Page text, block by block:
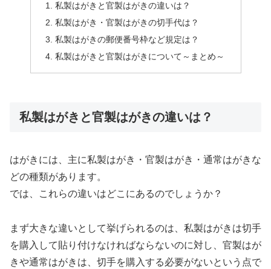
私製はがきと官製はがきの違いは？
私製はがき・官製はがきの切手代は？
私製はがきの郵便番号枠など規定は？
私製はがきと官製はがきについて～まとめ～
私製はがきと官製はがきの違いは？
はがきには、主に私製はがき・官製はがき・通常はがきな
どの種類があります。
では、これらの違いはどこにあるのでしょうか？
まず大きな違いとして挙げられるのは、私製はがきは切手
を購入して貼り付けなければならないのに対し、官製はが
きや通常はがきは、切手を購入する必要がないという点で